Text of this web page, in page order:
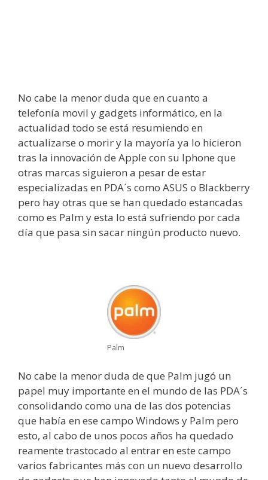
No cabe la menor duda que en cuanto a
telefonía movil y gadgets informático, en la
actualidad todo se está resumiendo en
actualizarse o morir y la mayoría ya lo hicieron
tras la innovación de Apple con su Iphone que
otras marcas siguieron a pesar de estar
especializadas en PDA´s como ASUS o Blackberry
pero hay otras que se han quedado estancadas
como es Palm y esta lo está sufriendo por cada
día que pasa sin sacar ningún producto nuevo.
Palm
No cabe la menor duda de que Palm jugó un
papel muy importante en el mundo de las PDA´s
consolidando como una de las dos potencias
que había en ese campo Windows y Palm pero
esto, al cabo de unos pocos años ha quedado
reamente trastocado al entrar en este campo
varios fabricantes más con un nuevo desarrollo